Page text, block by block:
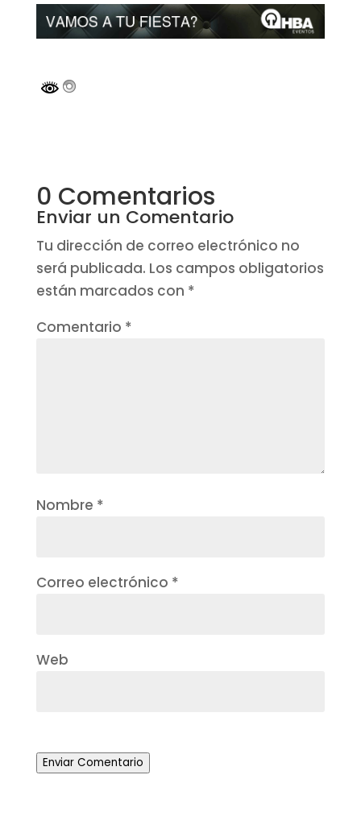
0 Comentarios
Enviar un Comentario
Tu dirección de correo electrónico no
será publicada. Los campos obligatorios
están marcados con *
Comentario *
Nombre *
Correo electrónico *
Web
Enviar Comentario